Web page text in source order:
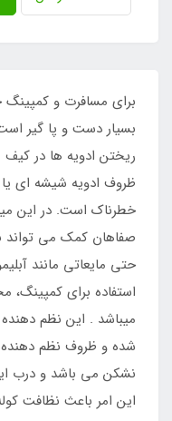
برای مسافرت و کمپینگ
بسیار دست و پا گیر
ریختن ادویه ها در کیف
ظروف ادویه شیشه ای یا
خطرناک است. در این
صفاهان کمک می تواند
حتی مایعاتی مانند
استفاده برای
میباشد . این نظم
شده و ظروف نظم
نشکن می باشد و درب
این امر باعث نظافت